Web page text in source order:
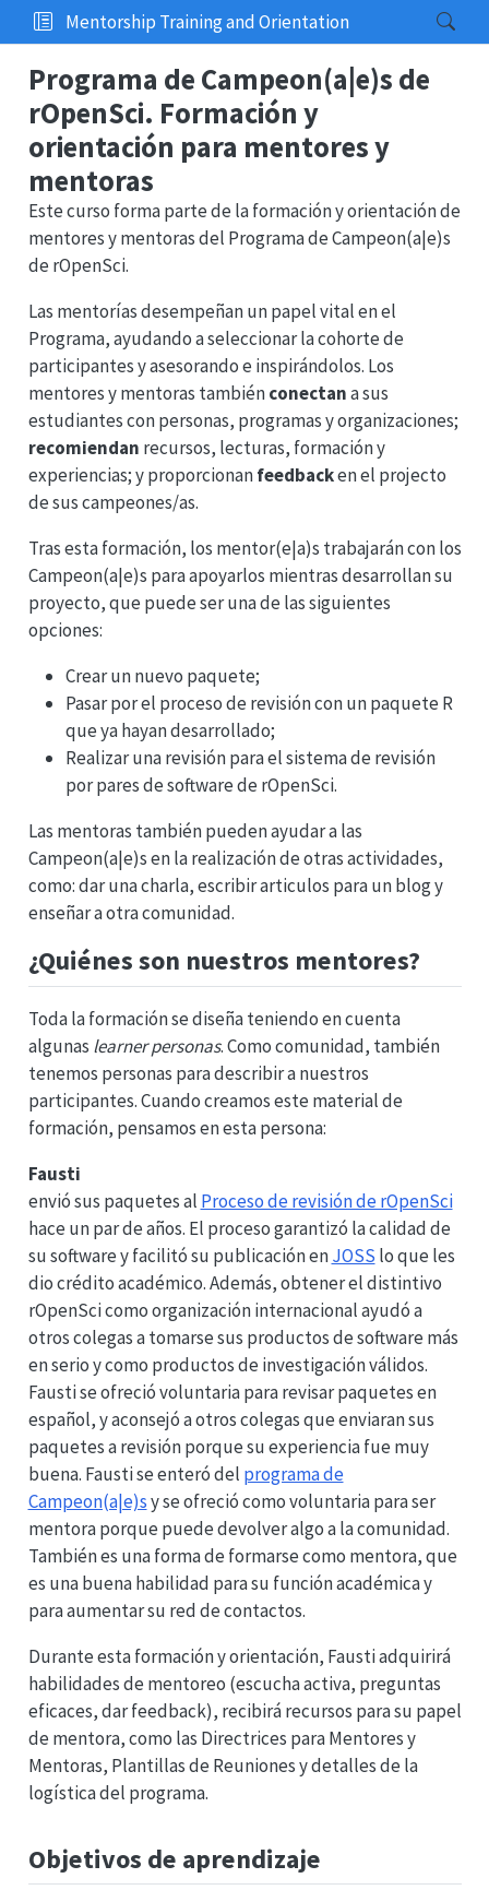
Mentorship Training and Orientation
Programa de Campeon(a|e)s de
rOpenSci. Formación y
orientación para mentores y
mentoras
Este curso forma parte de la formación y orientación de
mentores y mentoras del Programa de Campeon(a|e)s
de rOpenSci.
Las mentorías desempeñan un papel vital en el
Programa, ayudando a seleccionar la cohorte de
participantes y asesorando e inspirándolos. Los
mentores y mentoras tambiénconectana sus
estudiantes con personas, programas y organizaciones;
recomiendan recursos, lecturas, formación y
experiencias; y proporcionanfeedbacken el projecto
de sus campeones/as.
Tras esta formación, los mentor(e|a)s trabajarán con los
Campeon(a|e)s para apoyarlos mientras desarrollan su
proyecto, que puede ser una de las siguientes
opciones:
Crear un nuevo paquete;
Pasar por el proceso de revisión con un paquete R
que ya hayan desarrollado;
Realizar una revisión para el sistema de revisión
por pares de software de rOpenSci.
Las mentoras también pueden ayudar a las
Campeon(a|e)s en la realización de otras actividades,
como: dar una charla, escribir articulos para un blog y
enseñar a otra comunidad.
¿Quiénes son nuestros mentores?
Toda la formación se diseña teniendo en cuenta
algunas learner personas. Como comunidad, también
tenemos personas para describir a nuestros
participantes. Cuando creamos este material de
formación, pensamos en esta persona:
Fausti
envió sus paquetes al Proceso de revisión de rOpenSci
hace un par de años. El proceso garantizó la calidad de
su software y facilitó su publicación enJOSS lo que les
dio crédito académico. Además, obtener el distintivo
rOpenSci como organización internacional ayudó a
otros colegas a tomarse sus productos de software más
en serio y como productos de investigación válidos.
Fausti se ofreció voluntaria para revisar paquetes en
español, y aconsejó a otros colegas que enviaran sus
paquetes a revisión porque su experiencia fue muy
buena. Fausti se enteró del programa de
Campeon(a|e)sy se ofreció como voluntaria para ser
mentora porque puede devolver algo a la comunidad.
También es una forma de formarse como mentora, que
es una buena habilidad para su función académica y
para aumentar su red de contactos.
Durante esta formación y orientación, Fausti adquirirá
habilidades de mentoreo (escucha activa, preguntas
eficaces, dar feedback), recibirá recursos para su papel
de mentora, como las Directrices para Mentores y
Mentoras, Plantillas de Reuniones y detalles de la
logística del programa.
Objetivos de aprendizaje